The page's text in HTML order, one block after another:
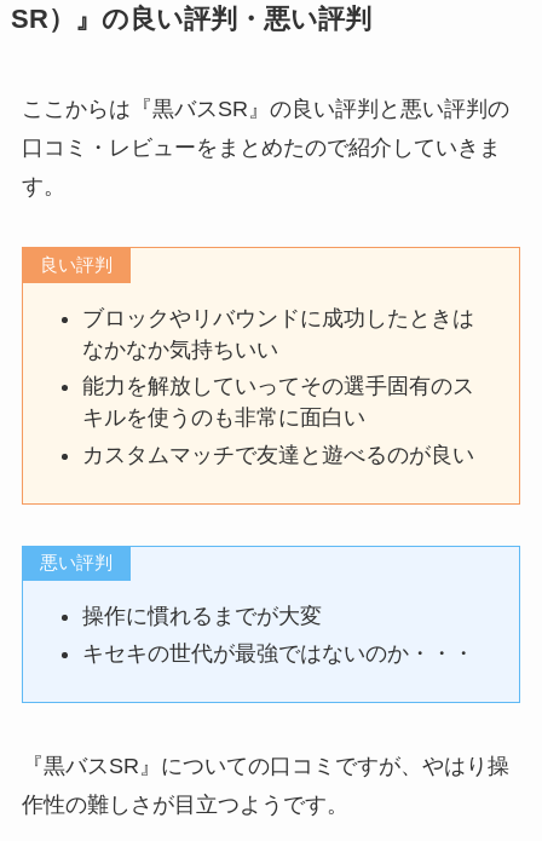
SR）』の良い評判・悪い評判
ここからは『黒バスSR』の良い評判と悪い評判の
口コミ・レビューをまとめたので紹介していきま
す。
良い評判
ブロックやリバウンドに成功したときは
なかなか気持ちいい
能力を解放していってその選手固有のス
キルを使うのも非常に面白い
カスタムマッチで友達と遊べるのが良い
悪い評判
操作に慣れるまでが大変
キセキの世代が最強ではないのか・・・
『黒バスSR』についての口コミですが、やはり操
作性の難しさが目立つようです。